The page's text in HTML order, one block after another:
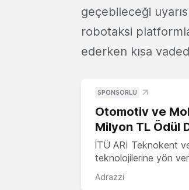
geçebileceği
robotaksi
ederken kısa
SPONSORLU
Otomotiv ve
Milyon TL Ödül
İTÜ ARI Teknokent
teknolojilerine yön
Adrazzi